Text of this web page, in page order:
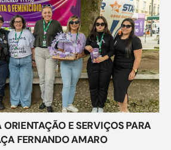
E SERVIÇOS PARA
FERNANDO AMARO